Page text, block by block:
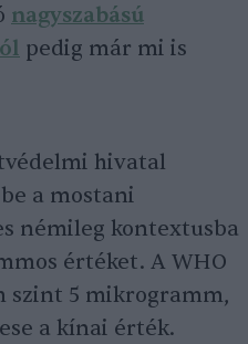
nagyszabású
pedig már mi is
hivatal
a mostani
némileg kontextusba
értéket. A WHO
szint 5 mikrogramm,
a kínai érték.